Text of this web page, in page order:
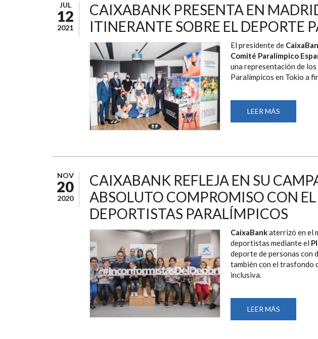
SOBRE
LA
DEL
EN
ESPAÑA
JUL
12
2021
CAIXABANK PRESENTA EN
ITINERANTE SOBRE EL DEPORTE
El presidente de
Comité Paralímpico
una representación de
Paralímpicos en Tokio a
LEER MÁS
PRESENTA
EL
DEPORTE
NOV
20
2020
CAIXABANK REFLEJA EN SU
ABSOLUTO COMPROMISO CON EL
DEPORTISTAS PARALÍMPICOS
CaixaBankaterrizó en el
deportistas mediante el
deporte de personas con
también con el trasfondo
inclusiva.
LEER MÁS
REFLEJA